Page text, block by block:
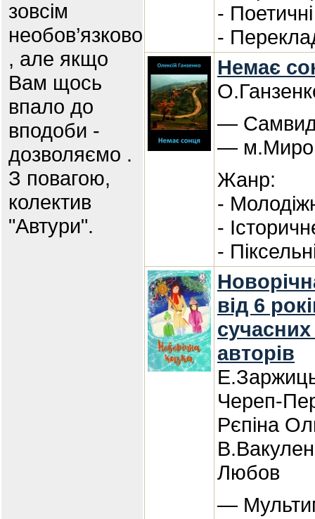
зовсім
необов’язково
, але якщо
Вам щось
впало до
вподоби -
дозволяємо .
З повагою,
колектив
"Автури".
-
-
Немає
—
—
Жанр:
-
-
-
від 6
сучасних
авторів
Череп-
Рєпіна
Любов
—